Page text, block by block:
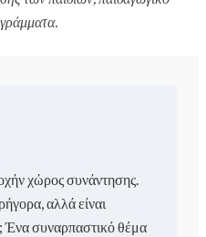
χώρος συνάντησης.
αλλά είναι
Ένα συναρπαστικό θέμα